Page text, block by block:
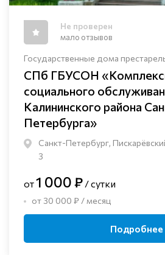
Государственные дома
СПб ГБУСОН
социального
Калининского района
Петербурга»
Санкт-Петербург,
3
Не проверен
мало отзывов
от1 000 ₽ / сутки
от 30 000 ₽ / месяц
Подробнее